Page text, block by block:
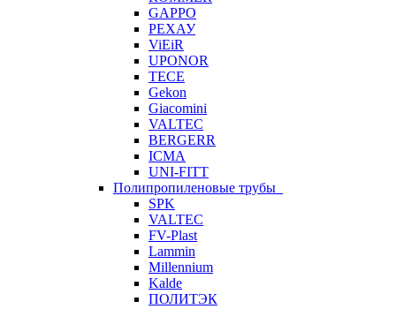
GAPPO
РЕХАУ
ViEiR
UPONOR
TECE
Gekon
Giacomini
VALTEC
BERGERR
ICMA
UNI-FITT
Полипропиленовые трубы
SPK
VALTEC
FV-Plast
Lammin
Millennium
Kalde
ПОЛИТЭК